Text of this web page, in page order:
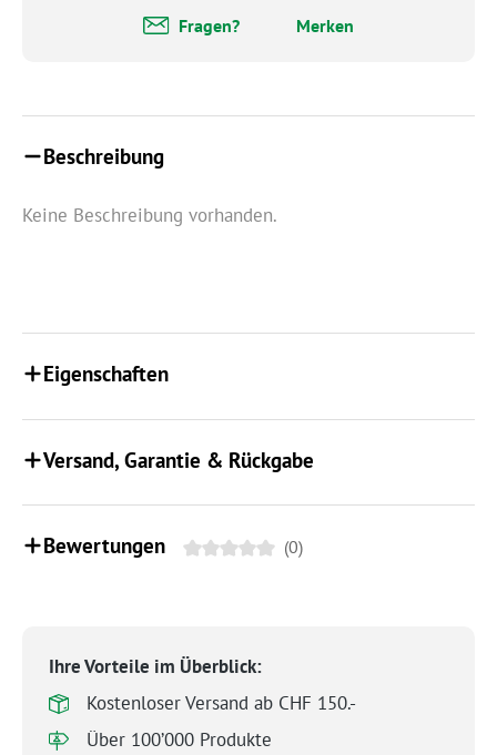
Fragen? Merken
Beschreibung
Keine Beschreibung vorhanden.
Eigenschaften
Versand, Garantie & Rückgabe
Bewertungen (0)
Ihre Vorteile im Überblick:
Kostenloser Versand ab CHF 150.-
Über 100’000 Produkte